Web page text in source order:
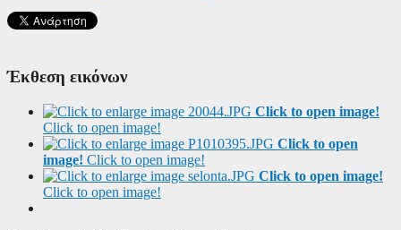
Έκθεση εικόνων
Click to open image!
Click to open image!
Click to open
image! Click to open image!
Click to open image!
Click to open image!